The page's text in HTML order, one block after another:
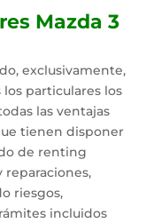
Mazda 3
exclusivamente,
los particulares los
las ventajas
tienen disponer
de renting
riesgos,
incluidos